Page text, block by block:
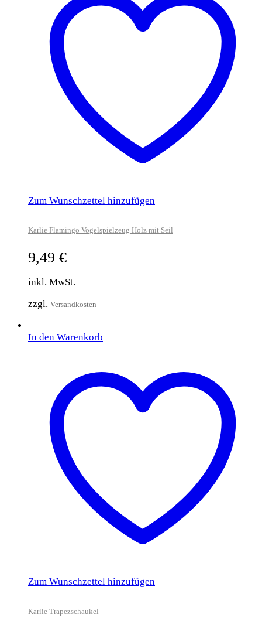
Zum Wunschzettel hinzufügen
Karlie Flamingo Vogelspielzeug Holz mit Seil
9,49 €
inkl. MwSt.
zzgl. Versandkosten
In den Warenkorb
Zum Wunschzettel hinzufügen
Karlie Trapezschaukel